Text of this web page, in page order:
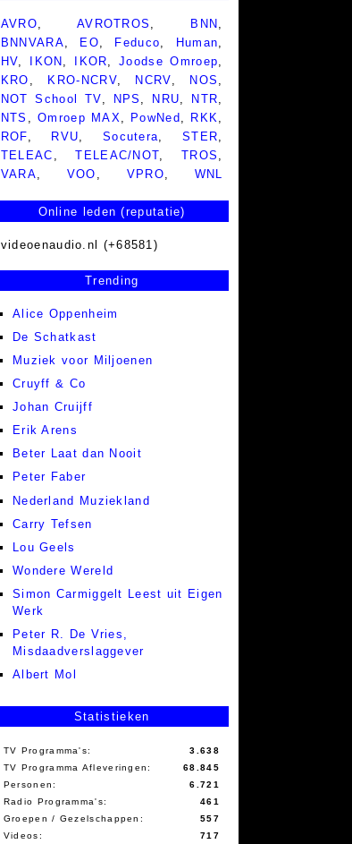
AVRO, AVROTROS , BNN ,
BNNVARA, EO, Feduco, Human,
HV, IKON , IKOR,Joodse Omroep,
KRO , KRO-NCRV, NCRV, NOS ,
NOT School TV, NPS , NRU, NTR,
NTS ,Omroep MAX, PowNed , RKK,
ROF, RVU, Socutera,STER,
TELEAC ,TELEAC/NOT,TROS ,
VARA, VOO , VPRO, WNL
Online leden (reputatie)
videoenaudio.nl (+68581)
Trending
Alice Oppenheim
De Schatkast
Muziek voor Miljoenen
Cruyff & Co
Johan Cruijff
Erik Arens
Beter Laat dan Nooit
Peter Faber
Nederland Muziekland
Carry Tefsen
Lou Geels
Wondere Wereld
Simon Carmiggelt Leest uit Eigen
Werk
Peter R. De Vries,
Misdaadverslaggever
Albert Mol
Statistieken
TV Programma's:
3.638
TV Programma Afleveringen:
68.845
Personen:
6.721
Radio Programma's:
461
Groepen / Gezelschappen:
557
Videos:
717